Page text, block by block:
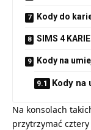
Kody do
SIMS 4
Kody na
Kody na
Na konsolach
przytrzymać